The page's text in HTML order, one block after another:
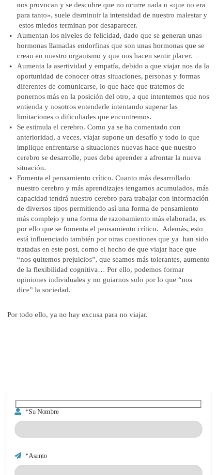
nos provocan y se descubre que no ocurre nada o «que no era
para tanto», suele disminuir la intensidad de nuestro malestar y
estos miedos terminan por desaparecer.
Aumentan los niveles de felicidad, dado que se generan unas
hormonas llamadas endorfinas que son unas hormonas que se
crean en nuestro organismo y que nos hacen sentir placer.
Aumenta la asertividad y empatía, debido a que viajar nos da la
oportunidad de conocer otras situaciones, personas y formas
diferentes de comunicarse, lo que hace que tratemos de
ponernos más en la posición del otro, a que intentemos que nos
entienda y nosotros entenderle intentando superar las
limitaciones o dificultades que encontremos.
Se estimula el cerebro. Como ya se ha comentado con
anterioridad, a veces, viajar supone un desafío y todo lo que
implique enfrentarse a situaciones nuevas hace que nuestro
cerebro se desarrolle, pues debe aprender a afrontar la nueva
situación.
Fomenta el pensamiento crítico. Cuanto más desarrollado
nuestro cerebro y más aprendizajes tengamos acumulados, más
capacidad tendrá nuestro cerebro para trabajar con información
de diversos tipos permitiendo así una forma de pensamiento
más complejo y una forma de razonamiento más elaborada, es
por ello que se fomenta el pensamiento crítico. Además, esto
está influenciado también por otras cuestiones que ya han sido
tratadas en este post, como el hecho de que viajar hace que
“nos quitemos prejuicios”, que seamos más tolerantes, aumento
de la flexibilidad cognitiva… Por ello, podemos formar
opiniones individuales y no guiarnos solo por lo que “nos
dice” la sociedad.
Por todo ello, ya no hay excusa para no viajar.
*Su Nombre
*Asunto